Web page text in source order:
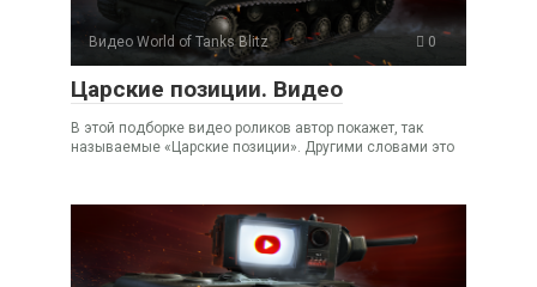
Видео World of Tanks Blitz 0
Царские позиции. Видео
В этой подборке видео роликов автор покажет, так
называемые «Царские позиции». Другими словами это